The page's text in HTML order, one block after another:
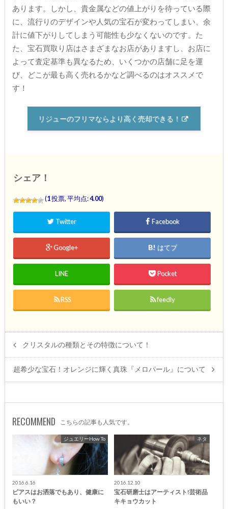
あります。しかし、貴金属などの値上がりを待っている際
に、流行りのデザインや人気の宝石が変わってしまい、余
計に値下がりしてしまう可能性も少なくないのです。た
た、宝石買取り店はさまざまなお店がありますし、お店に
よって査定基準も異なるため、いくつかの店舗に足を運
び、どこが最も高く売れるかなど調べるのはオススメで
す！
リジューのフリマならより高く売却できる！
シェア！
(1投票, 平均点:4.00)
Twitter Facebook
Google+ はてブ
LINE Pocket
RSS feedly
クリスタルの種類とその特徴について！
超希少な宝石！オレンジに輝く真珠『メロパール』について
RECOMMEND こちらの記事も人気です。
ジュエリーHow To
2016.6.16
ピアスはお洒落でもあり、健康に
もいい？
ネタ
2016.12.10
宝石研磨士はアーティスト!芸術品
キキョウカット